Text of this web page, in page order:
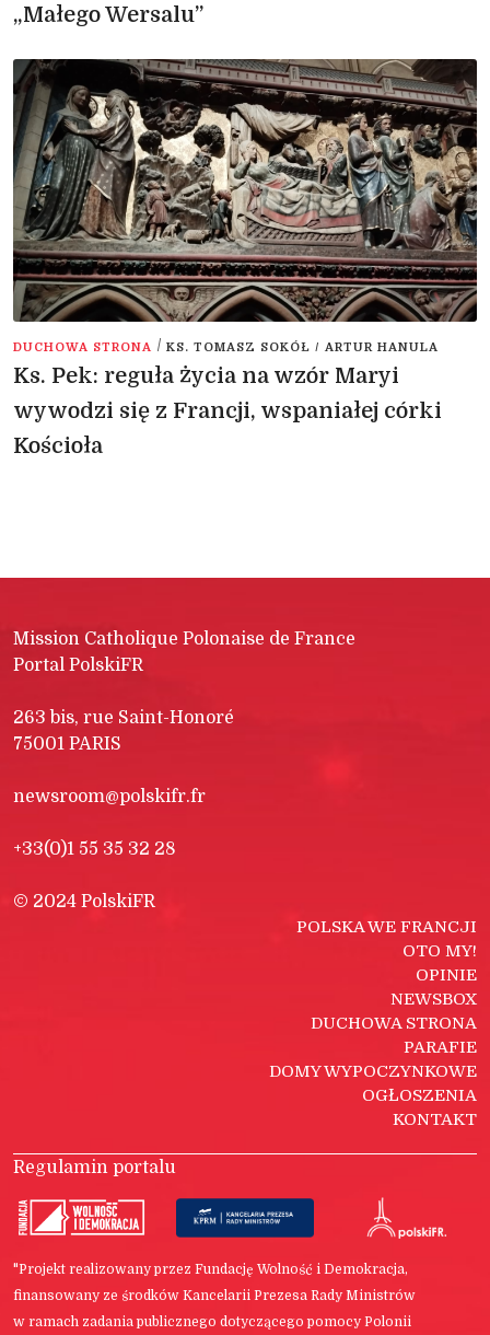
„Małego Wersalu”
DUCHOWA STRONA / KS. TOMASZ SOKÓŁ / ARTUR HANULA
Ks. Pek: reguła życia na wzór Maryi
wywodzi się z Francji, wspaniałej córki
Kościoła
Mission Catholique Polonaise de France
Portal PolskiFR
263 bis, rue Saint-Honoré
75001 PARIS
newsroom@polskifr.fr
+33(0)1 55 35 32 28
© 2024 PolskiFR
POLSKA WE FRANCJI
OTO MY!
OPINIE
NEWSBOX
DUCHOWA STRONA
PARAFIE
DOMY WYPOCZYNKOWE
OGŁOSZENIA
KONTAKT
Regulamin portalu
"Projekt realizowany przez Fundację Wolność i Demokracja,
finansowany ze środków Kancelarii Prezesa Rady Ministrów
w ramach zadania publicznego dotyczącego pomocy Polonii